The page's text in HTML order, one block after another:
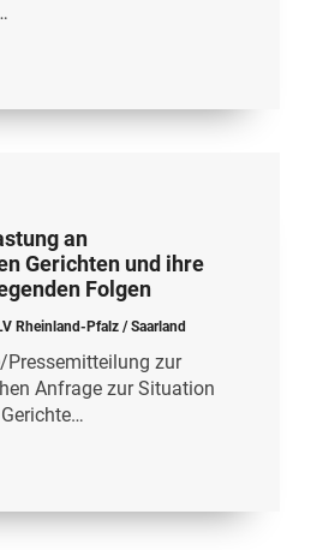
an
Gerichten und ihre
Folgen
Rheinland-Pfalz / Saarland
zur
Anfrage zur Situation